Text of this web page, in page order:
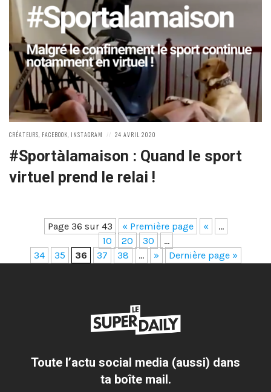
POSTED
CRÉATEURS, FACEBOOK, INSTAGRAM
POSTED
24 AVRIL 2020
#Sportàlamaison : Quand le sport
virtuel prend le relai !
Page 36 sur 43 « Première page «
…
10
20 30
…
34
35 36 37 38 … » Dernière page »
Toute l’actu social media (aussi) dans
ta boîte mail.